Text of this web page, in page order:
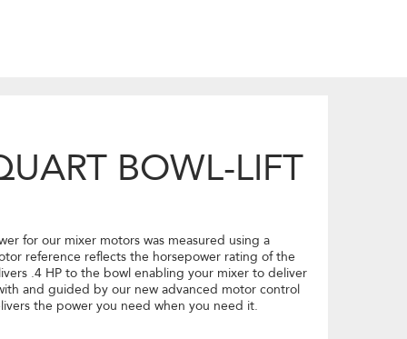
BOWL-LIFT
for our mixer motors was measured using a
reference reflects the horsepower rating of the
.4 HP to the bowl enabling your mixer to deliver
and guided by our new advanced motor control
the power you need when you need it.